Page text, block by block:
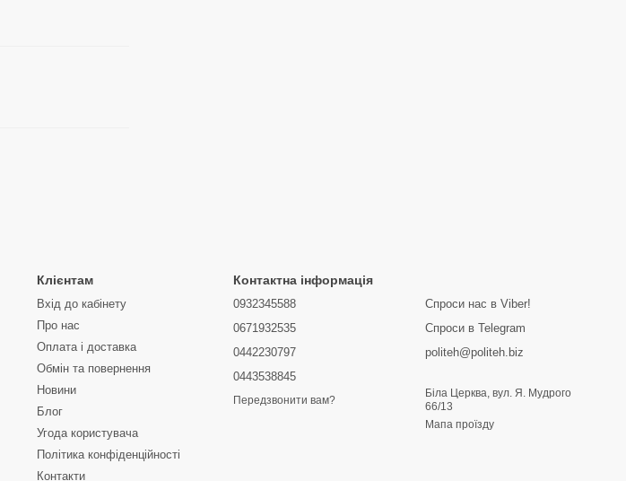
Клієнтам
Вхід до кабінету
Про нас
Оплата і доставка
Обмін та повернення
Новини
Блог
Угода користувача
Політика конфіденційності
Контакти
Контактна інформація
0932345588
0671932535
0442230797
0443538845
Передзвонити вам?
Спроси нас в Viber!
Спроси в Telegram
politeh@politeh.biz
Біла Церква, вул. Я. Мудрого
66/13
Мапа проїзду